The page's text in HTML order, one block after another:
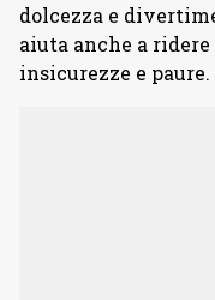
dolcezza e
aiuta anche a
insicurezze e paure.